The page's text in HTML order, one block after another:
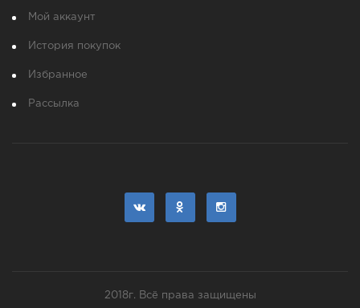
Мой аккаунт
История покупок
Избранное
Рассылка
2018г. Всё права защищены